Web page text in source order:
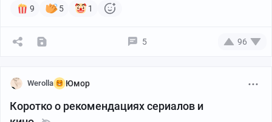
авиадиспетчер, опасающийся за свою жизнь, который
отправляется на поиски места крушения ещё одного
место.
Паранормальное явление:Пришельцы,
9 5 1
5 96
Werolla Юмор
Коротко о рекомендациях сериалов и